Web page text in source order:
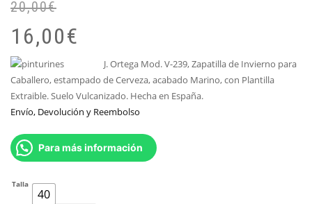
20,00€
16,00€
J. Ortega Mod. V-239, Zapatilla de Invierno para
Caballero, estampado de Cerveza, acabado Marino, con Plantilla
Extraible. Suelo Vulcanizado. Hecha en España.
Envío, Devolución y Reembolso
Para más información
Talla
40